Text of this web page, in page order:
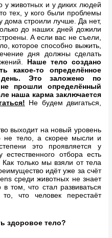
у животных и у диких людей
тех, у кого были проблемы
дома строили лучше. Да нет,
до наших дней дожили
А если вас не съели,
которое способно выжить,
дня должны сделать
Наше тело создано
какое-то определённое
Это заложено по
прошли определённый
наша карма заключается
Не будем двигаться,
выходит на новый уровень
не тело, а скорее мысли и
это проявляется у
отбора есть
только мы взяли от тела
идёт уже за счёт
среди животных не знает
том, что стал развиваться
что человек перестаёт
здоровое тело?